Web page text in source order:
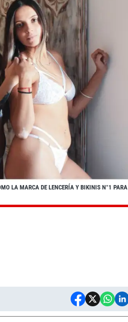
LA MARCA DE LENCERÍA Y BIKINIS N°1 PARA